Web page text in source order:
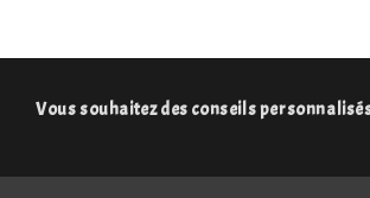
Vous souhaitez des conseils